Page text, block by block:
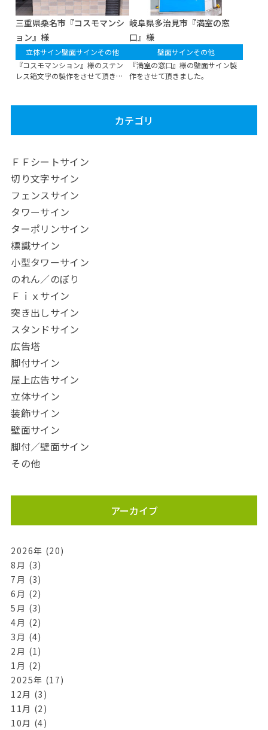
三重県桑名市『コスモマンシ
ョン』様
立体サイン壁面サインその他
『コスモマンション』様のステン
レス箱文字の製作をさせて頂きま
岐阜県多治見市『満室の窓
口』様
壁面サインその他
『満室の窓口』様の壁面サイン製
作をさせて頂きました。
カテゴリ
ＦＦシートサイン
切り文字サイン
フェンスサイン
タワーサイン
ターポリンサイン
標識サイン
小型タワーサイン
のれん／のぼり
Ｆｉｘサイン
突き出しサイン
スタンドサイン
広告塔
脚付サイン
屋上広告サイン
立体サイン
装飾サイン
壁面サイン
脚付／壁面サイン
その他
アーカイブ
2026年 (20)
8月 (3)
7月 (3)
6月 (2)
5月 (3)
4月 (2)
3月 (4)
2月 (1)
1月 (2)
2025年 (17)
12月 (3)
11月 (2)
10月 (4)